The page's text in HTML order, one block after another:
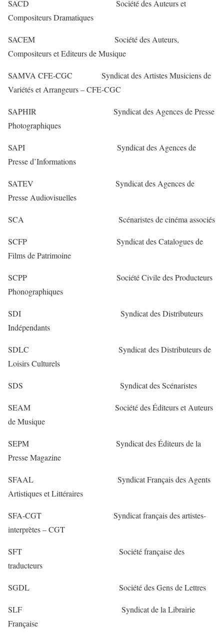
SACD Société des Auteurs et
Compositeurs Dramatiques
SACEM Société des Auteurs,
Compositeurs et Editeurs de Musique
SAMVA CFE-CGC Syndicat des Artistes Musiciens de
Variétés et Arrangeurs – CFE-CGC
SAPHIR Syndicat des Agences de Presse
Photographiques
SAPI Syndicat des Agences de
Presse d’Informations
SATEV Syndicat des Agences de
Presse Audiovisuelles
SCA Scénaristes de cinéma associés
SCFP Syndicat des Catalogues de
Films de Patrimoine
SCPP Société Civile des Producteurs
Phonographiques
SDI Syndicat des Distributeurs
Indépendants
SDLC Syndicat des Distributeurs de
Loisirs Culturels
SDS Syndicat des Scénaristes
SEAM Société des Éditeurs et Auteurs
de Musique
SEPM Syndicat des Éditeurs de la
Presse Magazine
SFAAL Syndicat Français des Agents
Artistiques et Littéraires
SFA-CGT Syndicat français des artistes-
interprètes – CGT
SFT Société française des
traducteurs
SGDL Société des Gens de Lettres
SLF Syndicat de la Librairie
Française